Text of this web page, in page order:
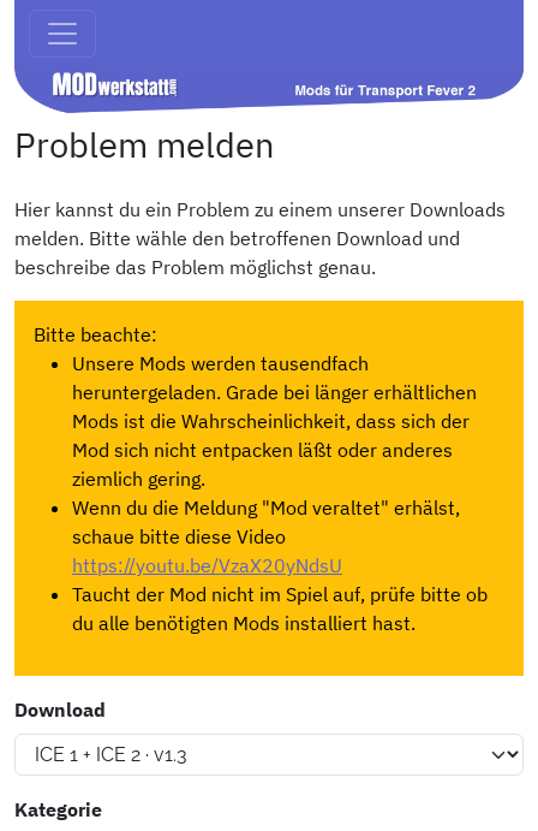
Problem melden
Hier kannst du ein Problem zu einem unserer Downloads
melden. Bitte wähle den betroffenen Download und
beschreibe das Problem möglichst genau.
Bitte beachte:
Unsere Mods werden tausendfach
heruntergeladen. Grade bei länger erhältlichen
Mods ist die Wahrscheinlichkeit, dass sich der
Mod sich nicht entpacken läßt oder anderes
ziemlich gering.
Wenn du die Meldung "Mod veraltet" erhälst,
schaue bitte diese Video
https://youtu.be/VzaX20yNdsU
Taucht der Mod nicht im Spiel auf, prüfe bitte ob
du alle benötigten Mods installiert hast.
Download
Kategorie